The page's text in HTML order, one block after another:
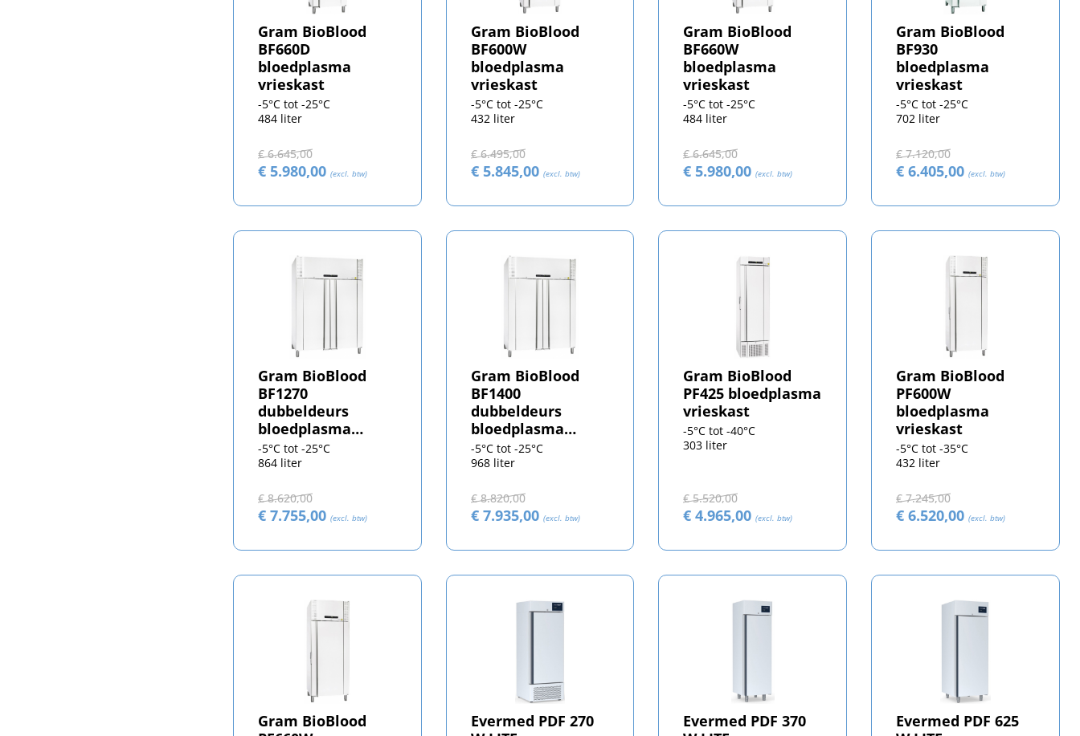
Gram BioBlood
BF660D
bloedplasma
vrieskast
-5°C tot -25°C
484 liter
€ 6.645,00
€ 5.980,00 (excl. btw)
Gram BioBlood
BF600W
bloedplasma
vrieskast
-5°C tot -25°C
432 liter
€ 6.495,00
€ 5.845,00 (excl. btw)
Gram BioBlood
BF660W
bloedplasma
vrieskast
-5°C tot -25°C
484 liter
€ 6.645,00
€ 5.980,00(excl. btw)
Gram BioBlood
BF930
bloedplasma
vrieskast
-5°C tot -25°C
702 liter
€ 7.120,00
€ 6.405,00(excl. btw)
Gram BioBlood
BF1270
dubbeldeurs
bloedplasma
vrieskast
-5°C tot -25°C
864 liter
€ 8.620,00
€ 7.755,00 (excl. btw)
Gram BioBlood
BF1400
dubbeldeurs
bloedplasma
vrieskast
-5°C tot -25°C
968 liter
€ 8.820,00
€ 7.935,00 (excl. btw)
Gram BioBlood
PF425 bloedplasma
vrieskast
-5°C tot -40°C
303 liter
€ 5.520,00
€ 4.965,00(excl. btw)
Gram BioBlood
PF600W
bloedplasma
vrieskast
-5°C tot -35°C
432 liter
€ 7.245,00
€ 6.520,00(excl. btw)
Gram BioBlood
Evermed PDF 270
Evermed PDF 370
Evermed PDF 625